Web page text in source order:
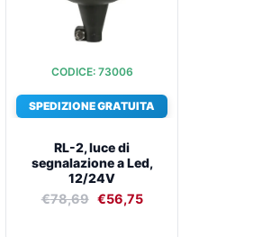
CODICE: 73006
SPEDIZIONE GRATUITA
RL-2, luce di
segnalazione a Led,
12/24V
€78,69 €56,75